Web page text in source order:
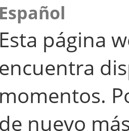
Español
Esta página
encuentra
momentos.
de nuevo